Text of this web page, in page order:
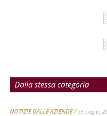
Dalla stessa categoria
NOTIZIE DALLE AZIENDE 28 Luglio